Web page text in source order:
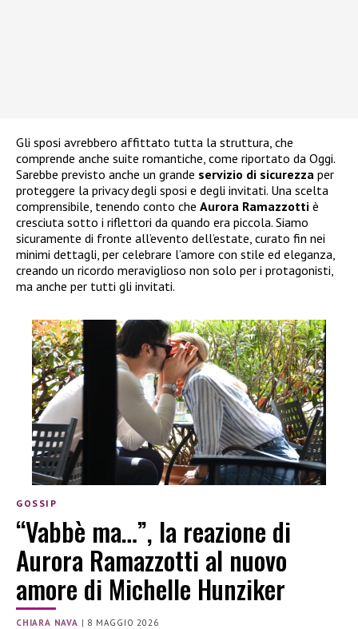
Gli sposi avrebbero affittato tutta la struttura, che
comprende anche suite romantiche, come riportato da Oggi.
Sarebbe previsto anche un grande servizio di sicurezza per
proteggere la privacy degli sposi e degli invitati. Una scelta
comprensibile, tenendo conto che Aurora Ramazzotti è
cresciuta sotto i riflettori da quando era piccola. Siamo
sicuramente di fronte all’evento dell’estate, curato fin nei
minimi dettagli, per celebrare l’amore con stile ed eleganza,
creando un ricordo meraviglioso non solo per i protagonisti,
ma anche per tutti gli invitati.
GOSSIP
“Vabbè ma…”, la reazione di
Aurora Ramazzotti al nuovo
amore di Michelle Hunziker
CHIARA NAVA | 8 MAGGIO 2026